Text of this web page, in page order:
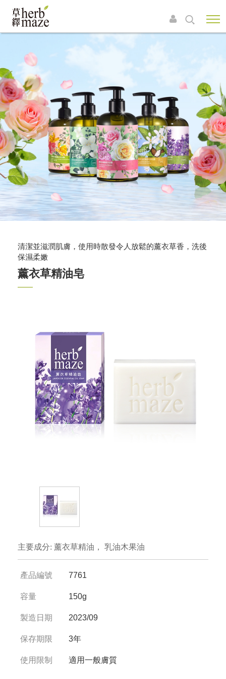
清潔並滋潤肌膚，使用時散發令人放鬆的薰衣草香，洗後
保濕柔嫩
薰衣草精油皂
主要成分: 薰衣草精油， 乳油木果油
產品編號 7761
容量 150g
製造日期 2023/09
保存期限 3年
使用限制 適用一般膚質